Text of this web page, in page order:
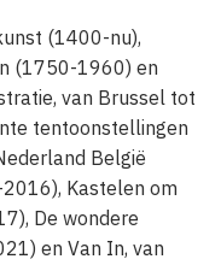
(1400-nu),
(1750-1960) en
van Brussel tot
tentoonstellingen
België
Kastelen om
De wondere
en Van In, van